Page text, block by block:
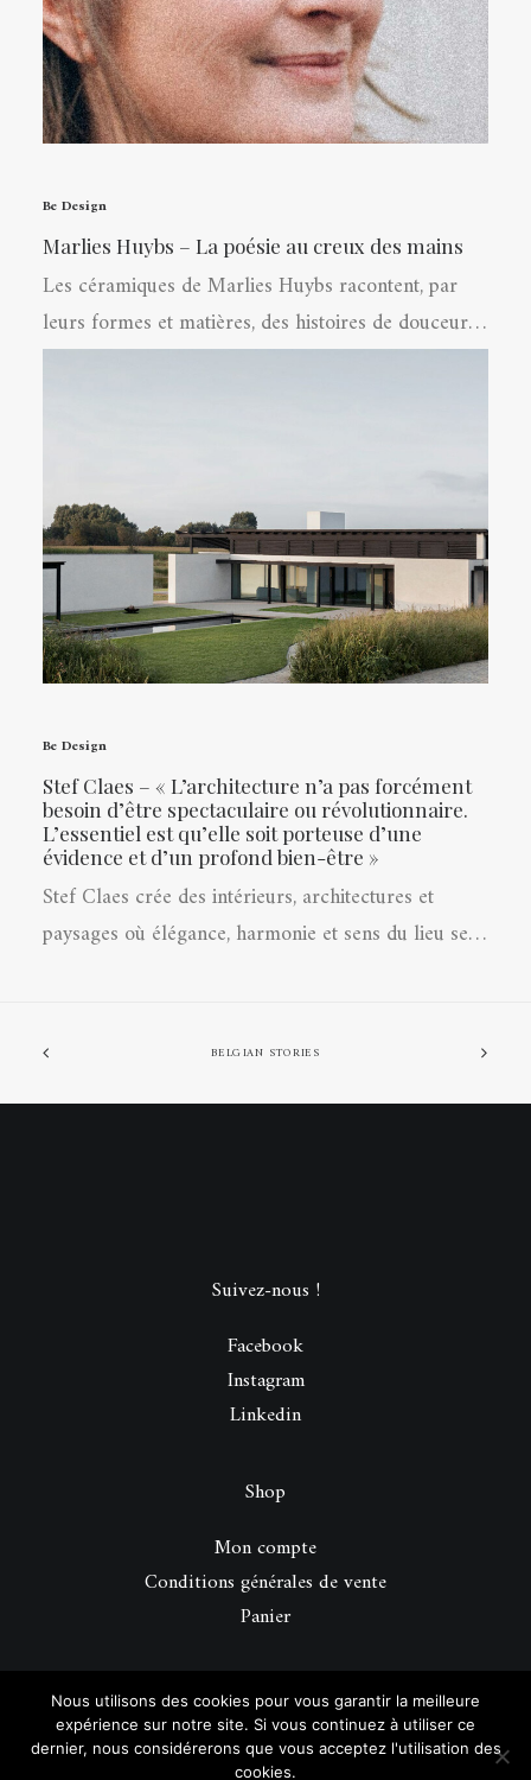
Be Design
Marlies Huybs – La poésie au creux des mains
Les céramiques de Marlies Huybs racontent, par
leurs formes et matières, des histoires de douceur…
Be Design
Stef Claes – « L’architecture n’a pas forcément
besoin d’être spectaculaire ou révolutionnaire.
L’essentiel est qu’elle soit porteuse d’une
évidence et d’un profond bien-être »
Stef Claes crée des intérieurs, architectures et
paysages où élégance, harmonie et sens du lieu se…
BELGIAN STORIES
© 2026 Be Perfect Magazine.| Tous droits réservés.
Suivez-nous !
Facebook
Instagram
Linkedin
Shop
Mon compte
Conditions générales de vente
Panier
Nous utilisons des cookies pour vous garantir la meilleure
expérience sur notre site. Si vous continuez à utiliser ce
dernier, nous considérerons que vous acceptez l'utilisation des
cookies.